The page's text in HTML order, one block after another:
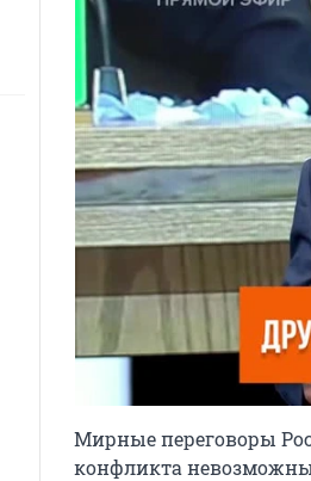
Мирные переговоры
конфликта невозможны